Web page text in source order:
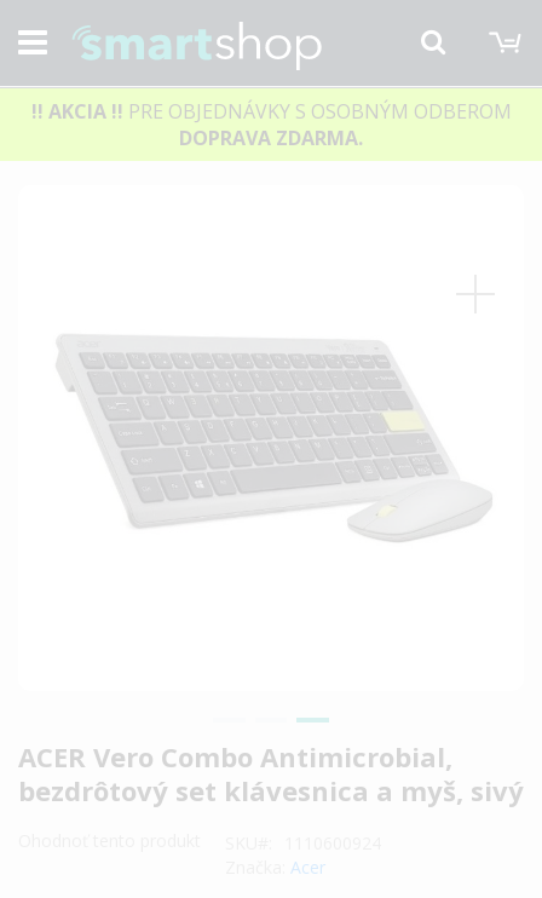
Hľadať
!! AKCIA !! PRE OBJEDNÁVKY S OSOBNÝM ODBEROM
DOPRAVA ZDARMA.
ACER Vero Combo Antimicrobial,
bezdrôtový set klávesnica a myš, sivý
Acer
Preskočiť
na
začiatok